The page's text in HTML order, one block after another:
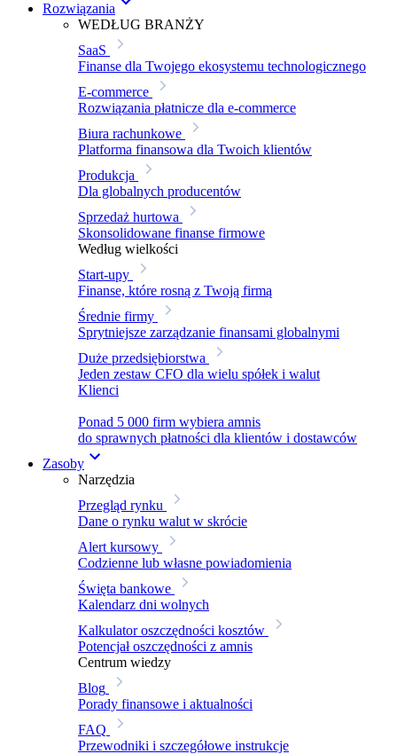
Rozwiązania
WEDŁUG BRANŻY
SaaS
Finanse dla Twojego ekosystemu technologicznego
E-commerce
Rozwiązania płatnicze dla e-commerce
Biura rachunkowe
Platforma finansowa dla Twoich klientów
Produkcja
Dla globalnych producentów
Sprzedaż hurtowa
Skonsolidowane finanse firmowe
Według wielkości
Start-upy
Finanse, które rosną z Twoją firmą
Średnie firmy
Sprytniejsze zarządzanie finansami globalnymi
Duże przedsiębiorstwa
Jeden zestaw CFO dla wielu spółek i walut
Klienci
Ponad 5 000 firm wybiera amnis
do sprawnych płatności dla klientów i dostawców
Zasoby
Narzędzia
Przegląd rynku
Dane o rynku walut w skrócie
Alert kursowy
Codzienne lub własne powiadomienia
Święta bankowe
Kalendarz dni wolnych
Kalkulator oszczędności kosztów
Potencjał oszczędności z amnis
Centrum wiedzy
Blog
Porady finansowe i aktualności
FAQ
Przewodniki i szczegółowe instrukcje